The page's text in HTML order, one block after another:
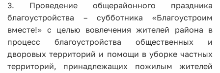
3. Проведение общерайонного праздника
благоустройства – субботника «Благоустроим
вместе!» с целью вовлечения жителей района в
процесс благоустройства общественных и
дворовых территорий и помощи в уборке частных
территорий, принадлежащих пожилым жителей